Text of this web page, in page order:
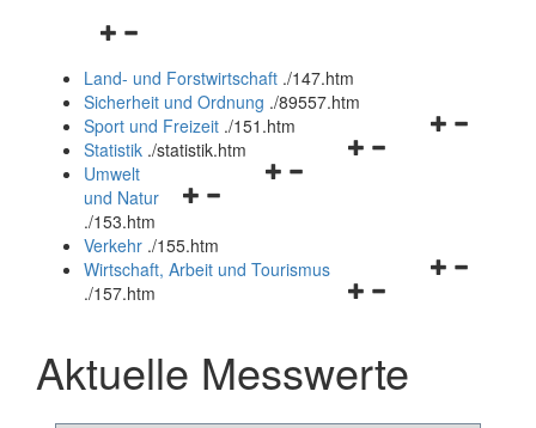
Navigationsmenü
und
schließen
Land- und Forstwirtschaft ./147.htm
Sicherheit und Ordnung ./89557.htm
Navigationsmenü
Sport und Freizeit ./151.htm
Navigationsmenü
Statistik ./statistik.htm
Navigationsmenü
und
schließen
Umwelt
und Natur
./153.htm
Verkehr ./155.htm
Navigationsmenü
schließen
Wirtschaft, Arbeit und Tourismus
./157.htm
Aktuelle Messwerte